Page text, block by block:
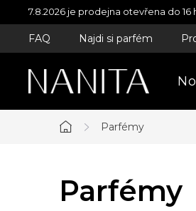
Přejít
na
obsah
7.8.2026 je prodejna otevřena do
FAQ Najdi si parfém
Domů
Parfémy
Parfémy